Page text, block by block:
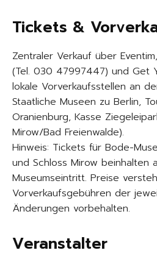
Tickets &
Zentraler Verkauf über
(Tel. 030 47997447) und Get
lokale Vorverkaufsstellen an
Staatliche Museen zu Berlin,
Oranienburg, Kasse
Mirow/Bad Freienwalde).
Hinweis: Tickets für Bode-
und Schloss Mirow beinhalten
Museumseintritt. Preise
Vorverkaufsgebühren der
Änderungen vorbehalten.
Veranstalter